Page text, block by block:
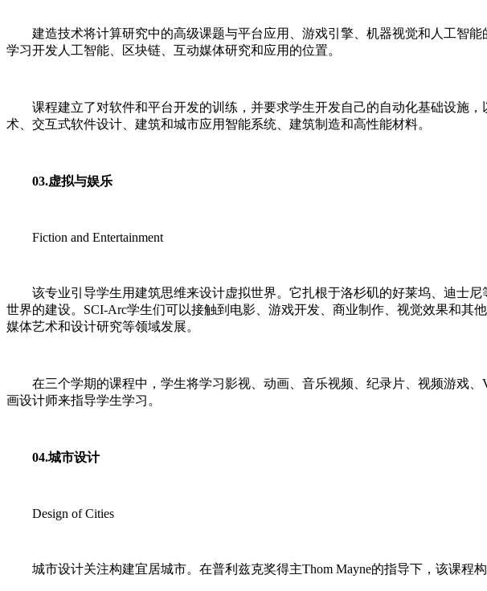
建造技术将计算研究中的高级课题与平台应用、游戏引擎、机器视觉和人工智能
学习开发人工智能、区块链、互动媒体研究和应用的位置。
课程建立了对软件和平台开发的训练，并要求学生开发自己的自动化基础设施，
术、交互式软件设计、建筑和城市应用智能系统、建筑制造和高性能材料。
03.虚拟与娱乐
Fiction and Entertainment
该专业引导学生用建筑思维来设计虚拟世界。它扎根于洛杉矶的好莱坞、迪士尼
世界的建设。SCI-Arc学生们可以接触到电影、游戏开发、商业制作、视觉效果和其
媒体艺术和设计研究等领域发展。
在三个学期的课程中，学生将学习影视、动画、音乐视频、纪录片、视频游戏、
画设计师来指导学生学习。
04.城市设计
Design of Cities
城市设计关注构建宜居城市。在普利兹克奖得主Thom Mayne的指导下，该课程